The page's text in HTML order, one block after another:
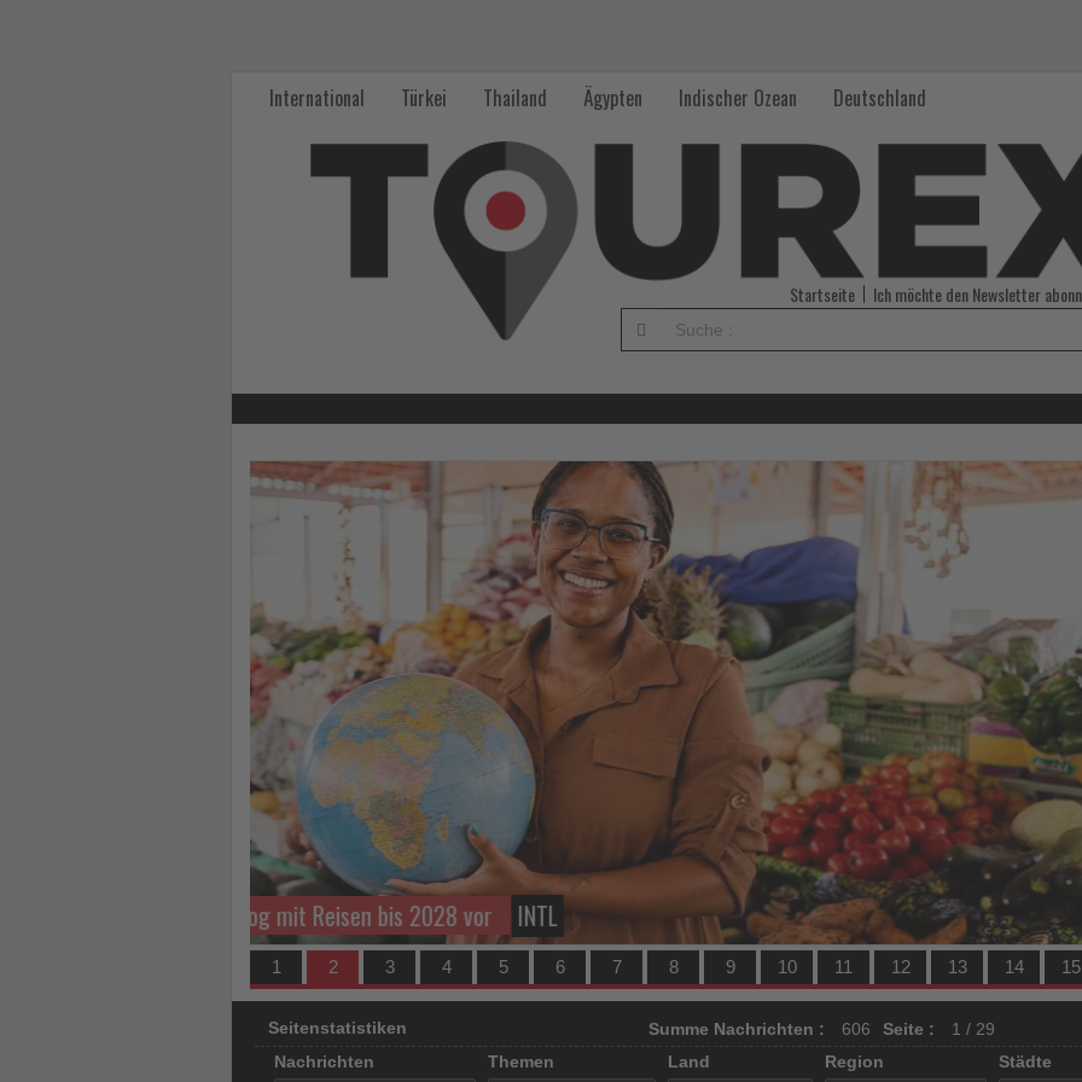
International Türkei Thailand Ägypten Indischer Ozean Deutschland
Startseite Ich möchte den Newsletter
Sie
TUI Care Foundation stärkt Ausbildung und Unternehmertum auf Sal INTL
1 2 3 4 5 6 7 8 9 10 11 12 13 14 15
Seitenstatistiken Summe Nachrichten : 606 Seite :
1 / 29
Nachrichten
Themen Land Region
Städte